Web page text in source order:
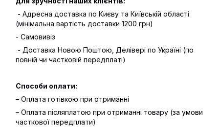
- Адресна доставка по Києву та Київській області
(мінімальна вартість доставки 1200 грн)
- Самовивіз
- Доставка Новою Поштою, Делівері по Україні (по
повній чи частковій передплаті)
Способи оплати:
– Оплата готівкою при отриманні
– Оплата післяплатою при отриманні товару (за умови
часткової передплати)